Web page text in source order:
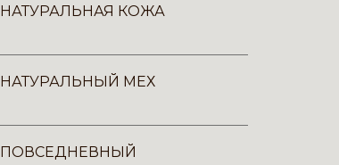
НАТУРАЛЬНАЯ КОЖА
НАТУРАЛЬНЫЙ МЕХ
ПОВСЕДНЕВНЫЙ